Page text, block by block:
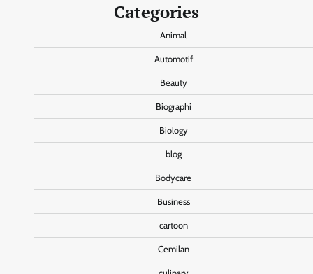
Categories
Animal
Automotif
Beauty
Biographi
Biology
blog
Bodycare
Business
cartoon
Cemilan